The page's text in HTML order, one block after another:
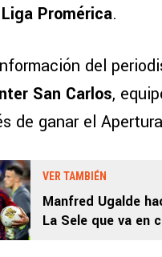
Liga Promérica.
del
San Carlos,
de ganar el
VER TAMBIÉN
Manfred Ugalde
La Sele que va en